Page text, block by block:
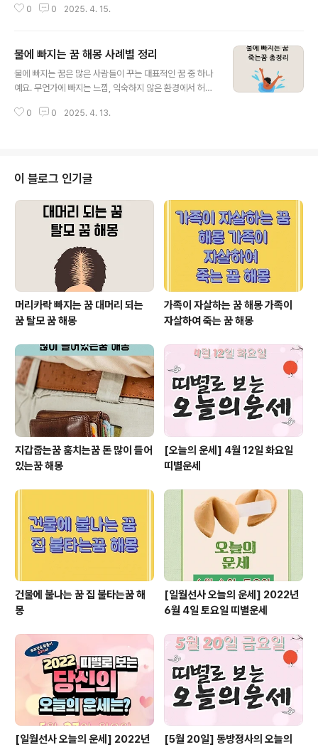
감정의 흐름, 인간관계의 변화, 내면의 경고 등을 나타낼 수
는 꿈 중 하나이며, 그 의미가 궁금해지는 경우가 많습니다.
머리카락이 빠지는 꿈, 대머리가 되는 꿈, 특정 상황에서의
머리 빠짐 꿈 해석 등을 다양한 각도에서 해석해보고, 그 심
리적 의미까지 알아보겠습니다. 재미 삼아 보셔도 좋고, 최
돌아보는 계기로도 삼아보세요 ◆ 머리카락 빠지는 꿈의
0 0 2025. 4. 15.
물에 빠지는 꿈 해몽 사례별 정리
물에 빠지는 꿈은 많은 사람들이 꾸는 대표적인 꿈 중 하나
예요. 무언가에 빠지는 느낌, 익숙하지 않은 환경에서 허우
를 상징적으로 표현하곤 합니다. 오늘은 물에 빠지는 꿈을
는 꿈일지도 모릅니다. 일상 속 스트레스, 억눌린 감정, 예
상치 못한 사건 속에서 느끼는 무력감, 또는 새로운 변화 앞
에서의 두려움 등이 물의 이미지로 투영되는 것이죠. ● 기
본 의미: 통제할 수 없는 감정 꿈속에서 물에 빠졌다는 것
은 통제 불가능한 감정을 의미하는 경우가 많습니다. 특
히 갑작스럽게 빠졌거나, 허우..
0 0 2025. 4. 13.
이 블로그 인기글
머리카락 빠지는 꿈 대머리 되는
꿈 탈모 꿈 해몽
가족이 자살하는 꿈 해몽 가족이
자살하여 죽는 꿈 해몽
지갑줍는꿈 훔치는꿈 돈 많이 들어
있는꿈 해몽
[오늘의 운세] 4월 12일 화요일
띠별운세
건물에 불나는 꿈 집 불타는꿈 해
몽
[일월선사 오늘의 운세] 2022년
6월 4일 토요일 띠별운세
[일월선사 오늘의 운세] 2022년 [5월 20일] 동방정사의 오늘의